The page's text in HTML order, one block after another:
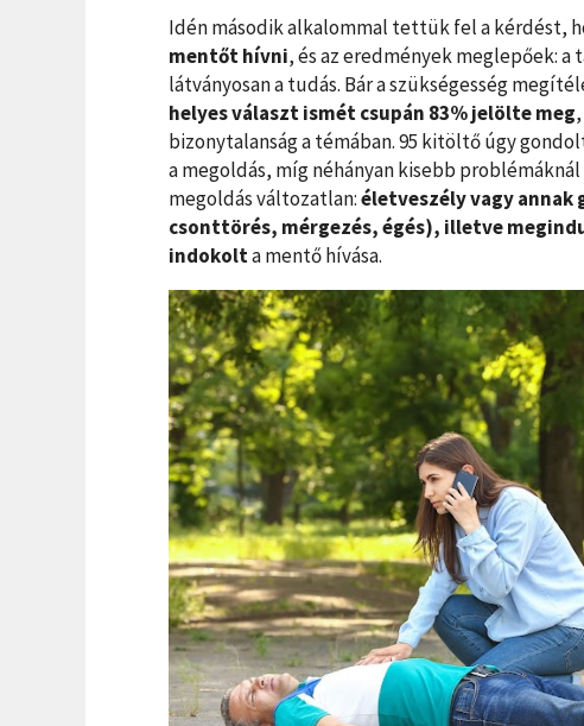
Idén második alkalommal tettük fel a kérdést,
mentőt hívni, és az eredmények meglepőek:
látványosan a tudás. Bár a szükségesség
helyes választ ismét csupán 83% jelölte meg
bizonytalanság a témában. 95 kitöltő úgy
a megoldás, míg néhányan kisebb
megoldás változatlan:életveszély vagy annak
csonttörés, mérgezés, égés), illetve
indokolta mentő hívása.